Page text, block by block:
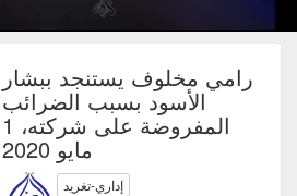
رامي مخلوف يستنجد ببشار
الأسود بسبب الضرائب
المفروضة على شركته، 1
مايو 2020
إداري-تغريد